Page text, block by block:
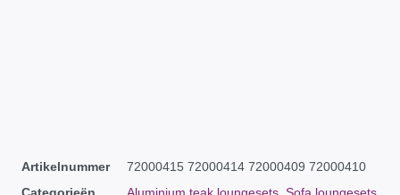
Artikelnummer
72000415 72000414 72000409 72000410
Categorieën
Aluminium teak loungesets Sofa loungesets